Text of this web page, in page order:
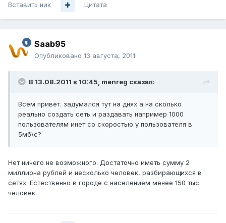
Вставить ник Цитата
Saab95
Опубликовано 13 августа, 2011
В 13.08.2011 в 10:45, menreg сказал:
Всем привет. задумался тут на днях а на сколько
реально создать сеть и раздавать например 1000
пользователям инет со скоростью у пользователя в
5мб\с?
Нет ничего не возможного. Достаточно иметь сумму 2
миллиона рублей и несколько человек, разбирающихся в
сетях. Естественно в городе с населением менее 150 тыс.
человек.